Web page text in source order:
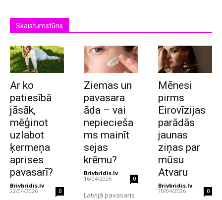
Skaistumstūris
Ar ko
patiesībā
jāsāk,
mēģinot
uzlabot
ķermeņa
aprises
pavasarī?
Brivbridis.lv -
22/04/2026 0
Ziemas un
pavasara
āda – vai
nepiecieša
ms mainīt
sejas
krēmu?
Brivbridis.lv -
16/04/2026 0
Latvijā pavasaris
Mēnesi
pirms
Eirovīzijas
parādās
jaunas
ziņas par
mūsu
Atvaru
Brivbridis.lv -
10/04/2026 0